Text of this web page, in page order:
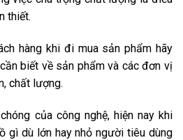
thiết.
hàng khi đi mua sản phẩm hãy
biết về sản phẩm và các đơn vị
chất lượng.
của công nghệ, hiện nay khi
gì dù lớn hay nhỏ người tiêu dùng